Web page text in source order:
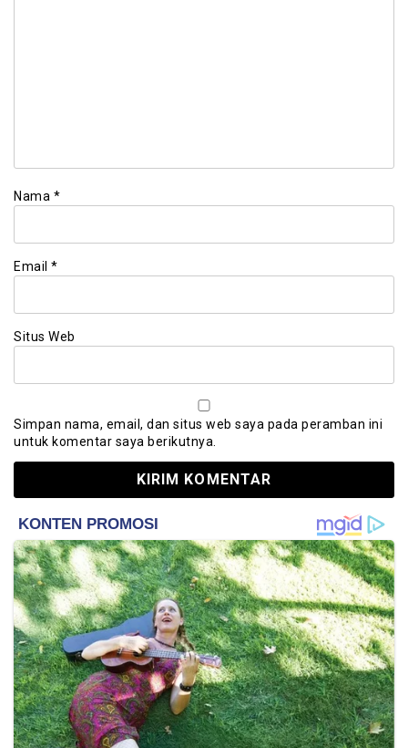
Nama *
Email *
Situs Web
Simpan nama, email, dan situs web saya pada peramban ini
untuk komentar saya berikutnya.